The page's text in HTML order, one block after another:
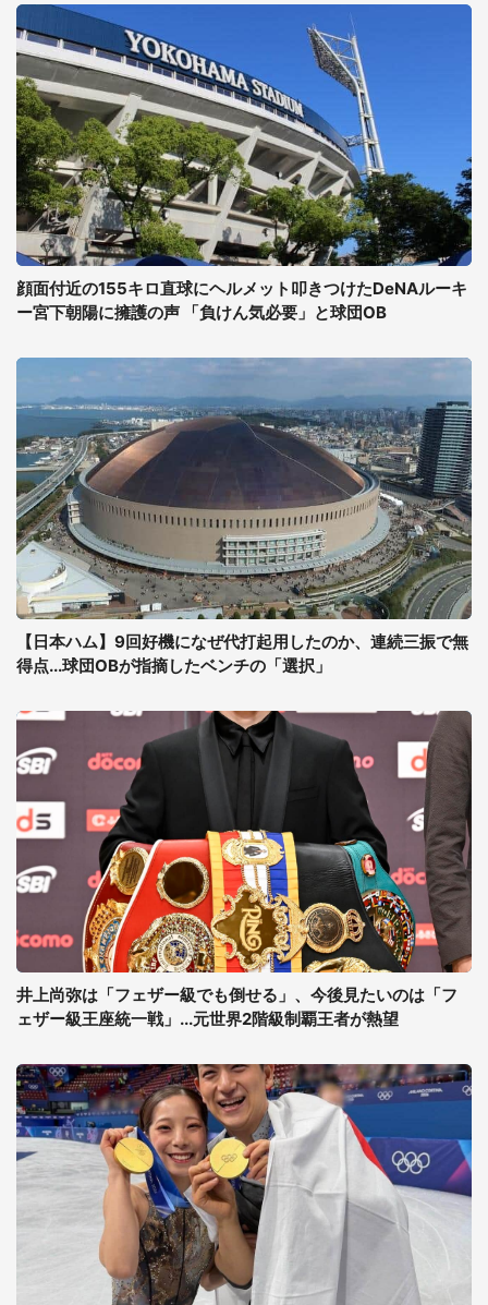
顔面付近の155キロ直球にヘルメット叩きつけたDeNAルーキ
ー宮下朝陽に擁護の声 「負けん気必要」と球団OB
【日本ハム】9回好機になぜ代打起用したのか、連続三振で無
得点...球団OBが指摘したベンチの「選択」
井上尚弥は「フェザー級でも倒せる」、今後見たいのは「フ
ェザー級王座統一戦」...元世界2階級制覇王者が熱望